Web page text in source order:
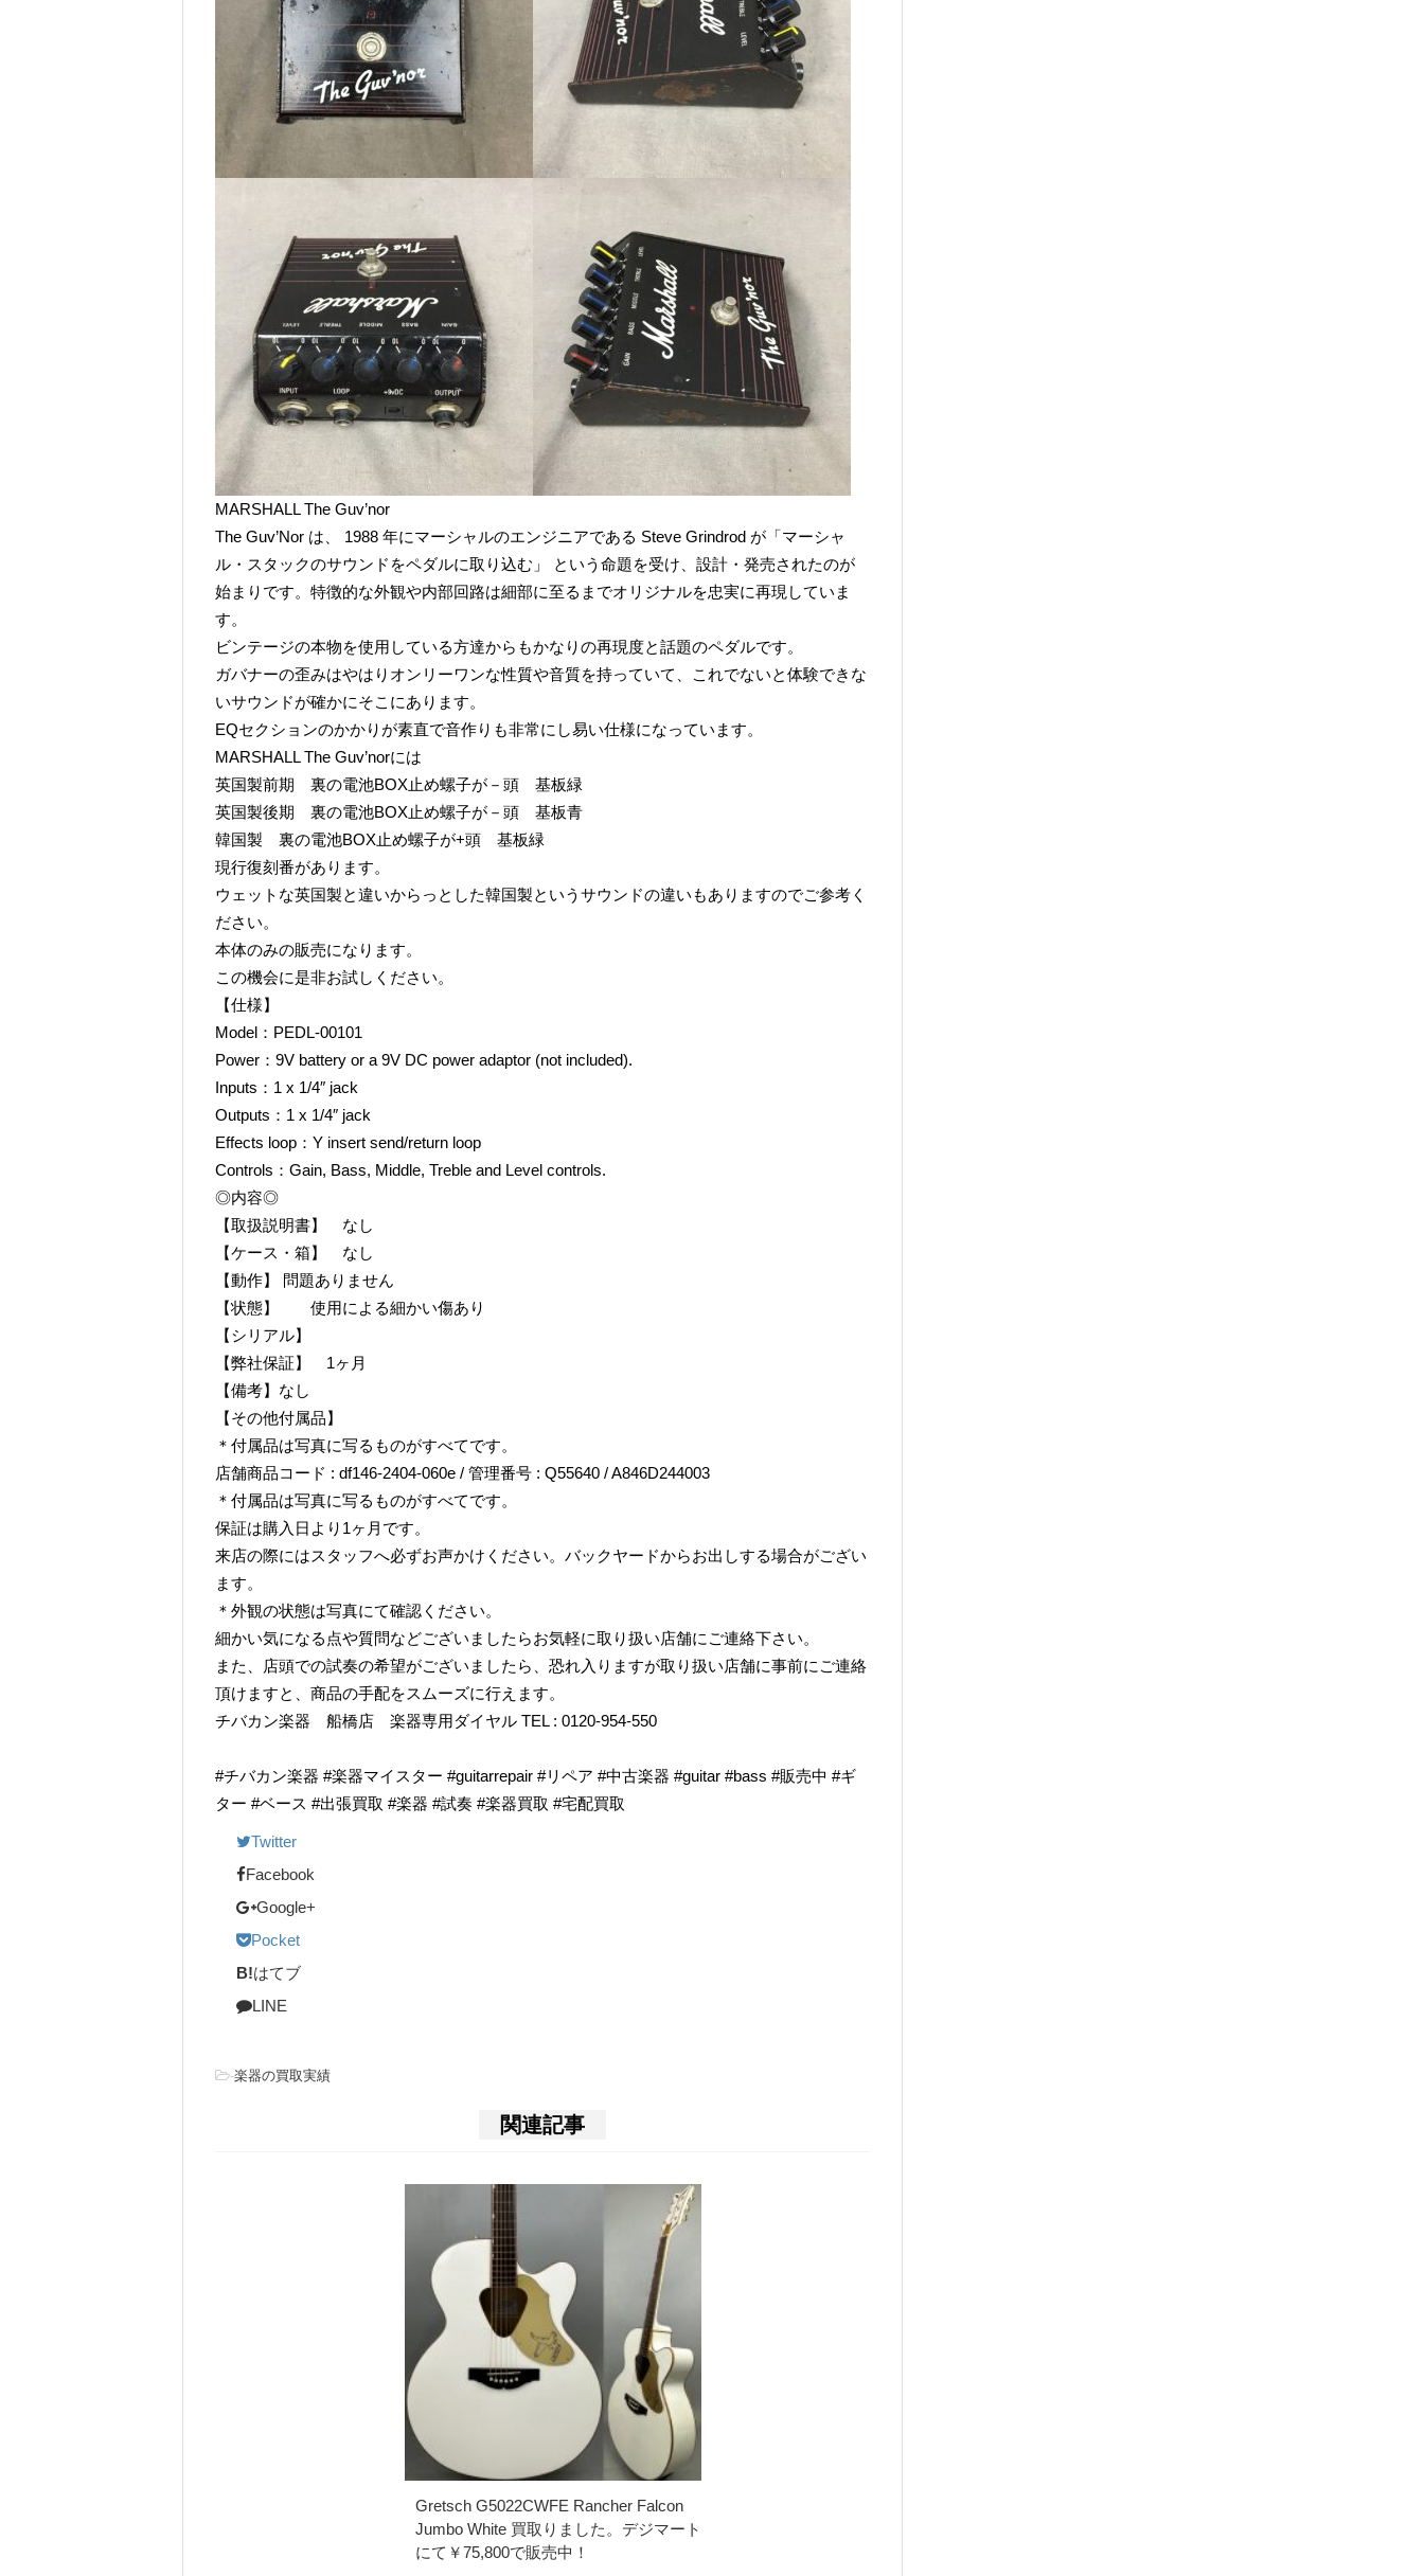
MARSHALL The Guv’nor
The Guv’Nor は、 1988 年にマーシャルのエンジニアである Steve Grindrod が「マーシャ
ル・スタックのサウンドをペダルに取り込む」 という命題を受け、設計・発売されたのが
始まりです。特徴的な外観や内部回路は細部に至るまでオリジナルを忠実に再現していま
す。
ビンテージの本物を使用している方達からもかなりの再現度と話題のペダルです。
ガバナーの歪みはやはりオンリーワンな性質や音質を持っていて、これでないと体験できな
いサウンドが確かにそこにあります。
EQセクションのかかりが素直で音作りも非常にし易い仕様になっています。
MARSHALL The Guv’norには
英国製前期 裏の電池BOX止め螺子が－頭 基板緑
英国製後期 裏の電池BOX止め螺子が－頭 基板青
韓国製 裏の電池BOX止め螺子が+頭 基板緑
現行復刻番があります。
ウェットな英国製と違いからっとした韓国製というサウンドの違いもありますのでご参考く
ださい。
本体のみの販売になります。
この機会に是非お試しください。
【仕様】
Model：PEDL-00101
Power：9V battery or a 9V DC power adaptor (not included).
Inputs：1 x 1/4″ jack
Outputs：1 x 1/4″ jack
Effects loop：Y insert send/return loop
Controls：Gain, Bass, Middle, Treble and Level controls.
◎内容◎
【取扱説明書】 なし
【ケース・箱】 なし
【動作】 問題ありません
【状態】 使用による細かい傷あり
【シリアル】
【弊社保証】 1ヶ月
【備考】なし
【その他付属品】
＊付属品は写真に写るものがすべてです。
店舗商品コード : df146-2404-060e / 管理番号 : Q55640 / A846D244003
＊付属品は写真に写るものがすべてです。
保証は購入日より1ヶ月です。
来店の際にはスタッフへ必ずお声かけください。バックヤードからお出しする場合がござい
ます。
＊外観の状態は写真にて確認ください。
細かい気になる点や質問などございましたらお気軽に取り扱い店舗にご連絡下さい。
また、店頭での試奏の希望がございましたら、恐れ入りますが取り扱い店舗に事前にご連絡
頂けますと、商品の手配をスムーズに行えます。
チバカン楽器 船橋店 楽器専用ダイヤル TEL : 0120-954-550
#チバカン楽器 #楽器マイスター #guitarrepair #リペア #中古楽器 #guitar #bass #販売中 #ギ
ター #ベース #出張買取 #楽器 #試奏 #楽器買取 #宅配買取
Twitter
Facebook
Google+
Pocket
B!はてブ
LINE
-楽器の買取実績
関連記事
Gretsch G5022CWFE Rancher Falcon
Jumbo White 買取りました。デジマート
にて￥75,800で販売中！